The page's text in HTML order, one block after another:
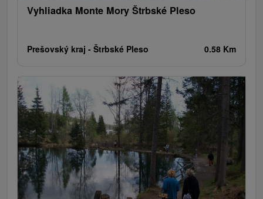
Vyhliadka Monte Mory Štrbské Pleso
Prešovský kraj - Štrbské Pleso 0.58 Km